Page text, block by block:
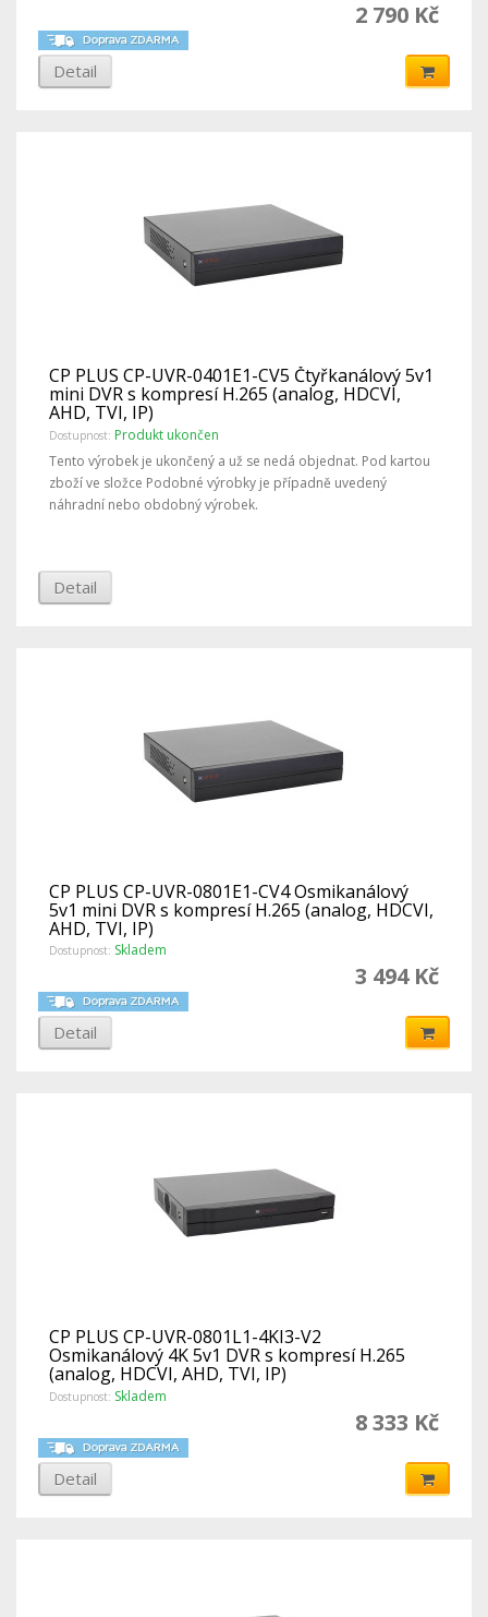
2 790 Kč
Detail
CP PLUS CP-UVR-0401E1-CV5 Čtyřkanálový 5v1
mini DVR s kompresí H.265 (analog, HDCVI,
AHD, TVI, IP)
Dostupnost: Produkt ukončen
Tento výrobek je ukončený a už se nedá objednat. Pod kartou
zboží ve složce Podobné výrobky je případně uvedený
náhradní nebo obdobný výrobek.
Detail
CP PLUS CP-UVR-0801E1-CV4 Osmikanálový
5v1 mini DVR s kompresí H.265 (analog, HDCVI,
AHD, TVI, IP)
Dostupnost: Skladem
3 494 Kč
Detail
CP PLUS CP-UVR-0801L1-4KI3-V2
Osmikanálový 4K 5v1 DVR s kompresí H.265
(analog, HDCVI, AHD, TVI, IP)
Dostupnost: Skladem
8 333 Kč
Detail